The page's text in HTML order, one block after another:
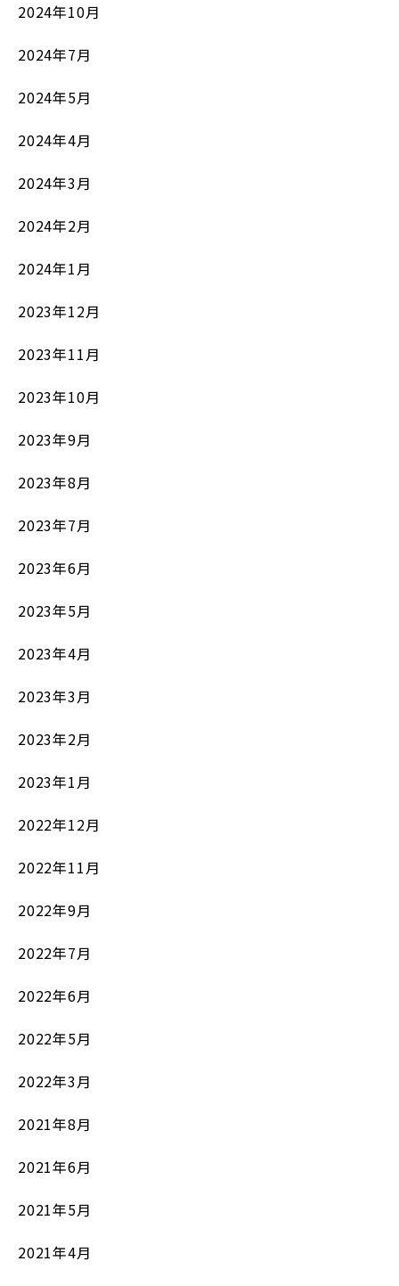
2024年10月
2024年7月
2024年5月
2024年4月
2024年3月
2024年2月
2024年1月
2023年12月
2023年11月
2023年10月
2023年9月
2023年8月
2023年7月
2023年6月
2023年5月
2023年4月
2023年3月
2023年2月
2023年1月
2022年12月
2022年11月
2022年9月
2022年7月
2022年6月
2022年5月
2022年3月
2021年8月
2021年6月
2021年5月
2021年4月